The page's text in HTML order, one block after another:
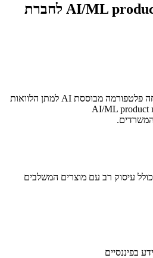
דרוש/ה AI/ML product manager לחברת
לחברת פינטק גלובאלית שפיתחה פלטפורמה מבוססת AI למתן הלוואות
כולל עיסוק רב עם מוצרים המשלבים
בפיננסיים